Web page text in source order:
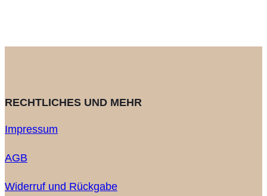
RECHTLICHES UND MEHR
Impressum
AGB
Widerruf und Rückgabe